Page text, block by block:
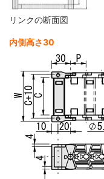
リンクの断面図
内側高さ30